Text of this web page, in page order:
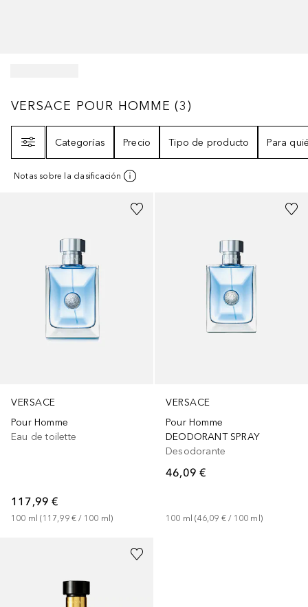
VERSACE POUR HOMME3
VERSACE POUR HOMME (3)
Categorías
Precio Tipo de producto Para
Notas sobre la clasificación
VERSACE
Pour Homme
Eau de toilette
117,99 €
100 ml (117,99 € / 100 ml)
VERSACE
Pour Homme
DEODORANT SPRAY
Desodorante
46,09 €
100 ml (46,09 € / 100 ml )